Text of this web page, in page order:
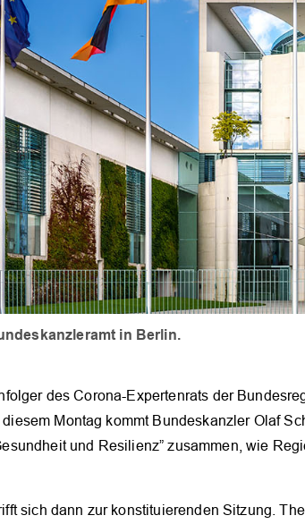
in Berlin.
des Corona-Expertenrats der
Montag kommt Bundeskanzler Olaf
und Resilienz” zusammen, wie
sich dann zur konstituierenden Sitzung.